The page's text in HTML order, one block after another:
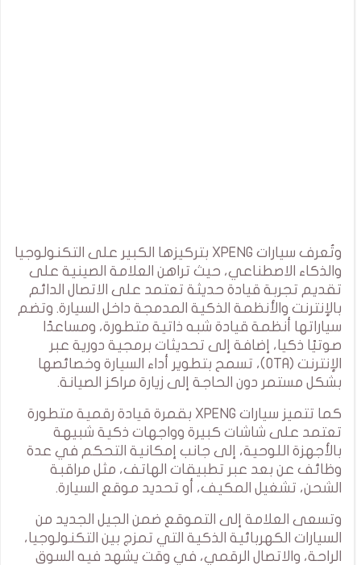
وتُعرف سيارات XPENG بتركيزها الكبير على التكنولوجيا
والذكاء الاصطناعي، حيث تراهن العلامة الصينية على
تقديم تجربة قيادة حديثة تعتمد على الاتصال الدائم
بالإنترنت والأنظمة الذكية المدمجة داخل السيارة. وتضم
سياراتها أنظمة قيادة شبه ذاتية متطورة، ومساعدًا
صوتيًا ذكيا، إضافة إلى تحديثات برمجية دورية عبر
الإنترنت (OTA)، تسمح بتطوير أداء السيارة وخصائصها
بشكل مستمر دون الحاجة إلى زيارة مراكز الصيانة.
كما تتميز سيارات XPENG بقمرة قيادة رقمية متطورة
تعتمد على شاشات كبيرة وواجهات ذكية شبيهة
بالأجهزة اللوحية، إلى جانب إمكانية التحكم في عدة
وظائف عن بعد عبر تطبيقات الهاتف، مثل مراقبة
الشحن، تشغيل المكيف، أو تحديد موقع السيارة.
وتسعى العلامة إلى التموقع ضمن الجيل الجديد من
السيارات الكهربائية الذكية التي تمزج بين التكنولوجيا،
الراحة، والاتصال الرقمي، في وقت يشهد فيه السوق